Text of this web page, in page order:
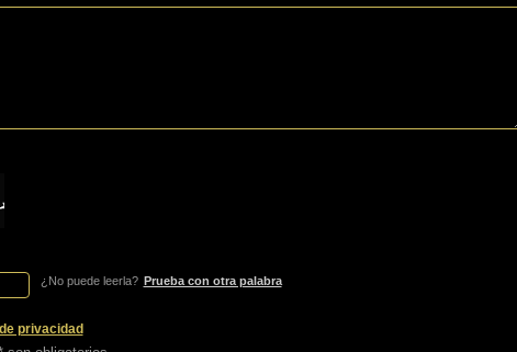
¿No puede leerla? Prueba con otra palabra
privacidad